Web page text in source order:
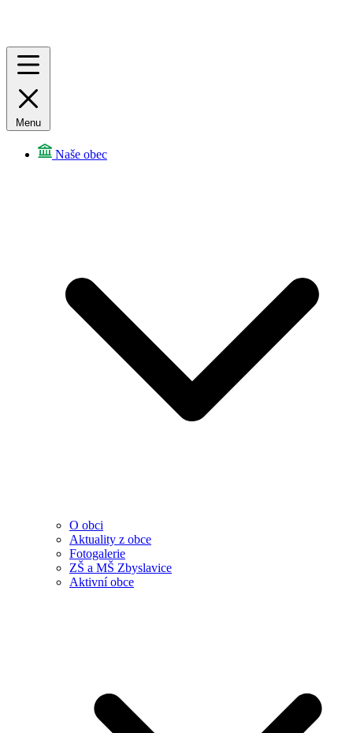
Menu
Naše obec
O obci
Aktuality z obce
Fotogalerie
ZŠ a MŠ Zbyslavice
Aktivní obce